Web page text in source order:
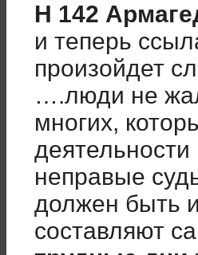
Н 142
и теперь
произойдет
….люди не
многих,
неправые
должен быть
составляют